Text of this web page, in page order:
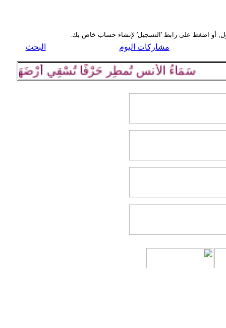
مشاركات اليوم البحث
سَمَاءُ الأُنسِ تُمطِر حَرْفًا تُسْقِي أرْضَهَا كلِمة